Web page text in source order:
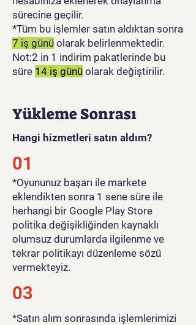
sürecine geçilir.
*Tüm bu işlemler satın aldıktan sonra
7 iş günü olarak belirlenmektedir.
Not:2 in 1 indirim pakatlerinde bu
süre 14 iş günü olarak değiştirilir.
Yükleme Sonrası
Hangi hizmetleri satın aldım?
01
​*Oyununuz başarı ile markete
eklendikten sonra 1 sene süre ile
herhangi bir Google Play Store
politika değişikliğinden kaynaklı
olumsuz durumlarda ilgilenme ve
tekrar politikayı düzenleme sözü
vermekteyiz.
03
*Satın alım sonrasında işlemlerimizi